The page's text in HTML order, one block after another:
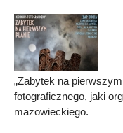
„Zabytek na
fotograficznego, jaki
mazowieckiego.